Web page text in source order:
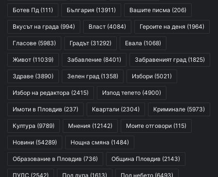
Ботев Пд (111) България (13911) Вашите писма (206)
Вкусът на града (994) Власт (4084) Героите на деня (1964)
Гласове (5983) Градът (31292) Евала (1068)
Живот (11039) Забавление (8401) Забравеният град (1825)
Здраве (3890) Зелен град (1358) Избори (5021)
Избор на редактора (2415) Изпод тепето (4900)
Имоти в Пловдив (237) Квартали (2304) Криминале (5973)
Култура (9789) Мнения (12142) Моите отговори (115)
Новини (54289) Нощна смяна (1484)
Образование в Пловдив (736) Община Пловдив (2143)
ПУЛС (2542) Под лупа (1613) Под небето (6493)